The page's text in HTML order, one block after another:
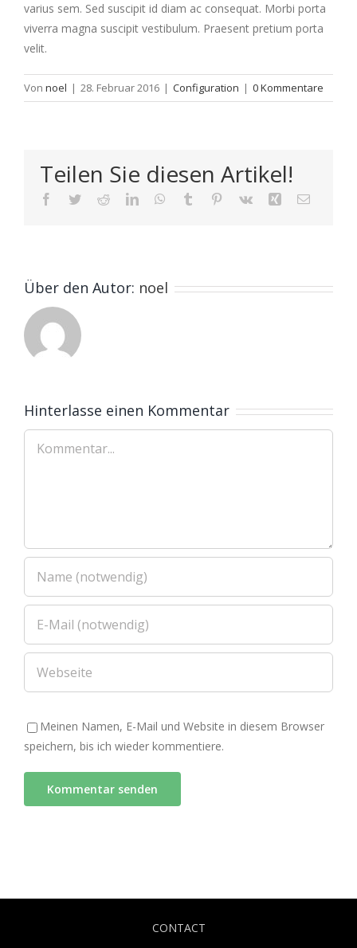
varius sem. Sed suscipit id diam ac consequat. Morbi porta
viverra magna suscipit vestibulum. Praesent pretium porta
velit.
Von noel | 28. Februar 2016 | Configuration | 0 Kommentare
Teilen Sie diesen Artikel!
Facebook
TwitterRedditLinkedInWhatsApp
Tumblr Pinterest
Vk Xing E-
Über den Autor: noel
Hinterlasse einen Kommentar
Meinen Namen, E-Mail und Website in diesem Browser
speichern, bis ich wieder kommentiere.
CONTACT